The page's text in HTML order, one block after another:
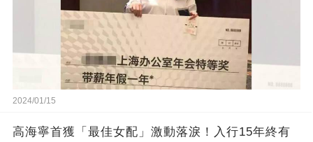
2024/01/15
高海寧首獲「最佳女配」激動落淚！入行15年終有